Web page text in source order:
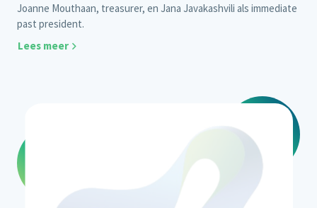
Joanne Mouthaan, treasurer, en Jana Javakashvili als immediate
past president.
Lees meer